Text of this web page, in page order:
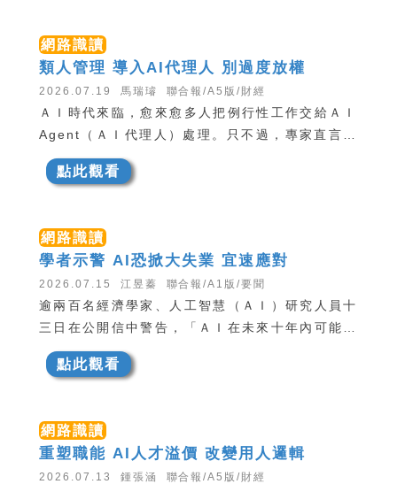
網路識讀
類人管理 導入AI代理人 別過度放權
2026.07.19 馬瑞璿 聯合報/A5版/財經
ＡＩ時代來臨，愈來愈多人把例行性工作交給ＡＩ
Agent（ＡＩ代理人）處理。只不過，專家直言，
不能給予ＡＩ代理人太大權限，「如果企業老闆都
不會將自己的電腦交給人類員工了，那你怎麼會給
己的資料全面交給ＡＩ代理人掌握。
點此觀看
網路識讀
學者示警 AI恐掀大失業 宜速應對
2026.07.15 江昱蓁 聯合報/A1版/要聞
逾兩百名經濟學家、人工智慧（ＡＩ）研究人員十
三日在公開信中警告，「ＡＩ在未來十年內可能變
得極為強大」，並帶來大規模失業與生活水平明顯
提高，政策制定者必須以相同的速度採取行動，尋
點此觀看
網路識讀
重塑職能 AI人才溢價 改變用人邏輯
2026.07.13 鍾張涵 聯合報/A5版/財經